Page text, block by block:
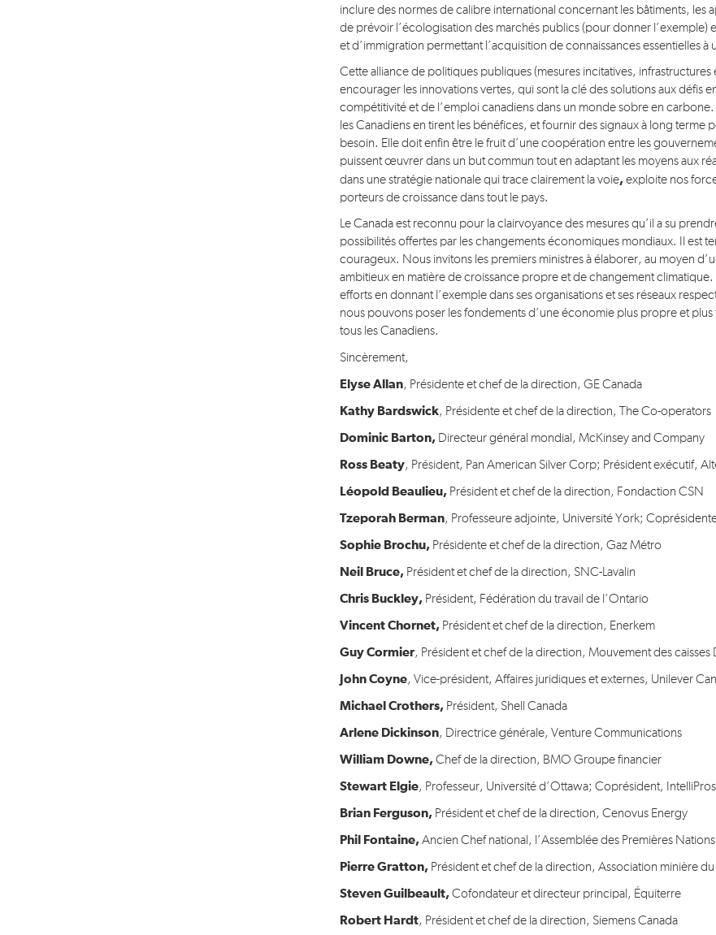
inclure des normes de calibre international concernant les bâtiments, les
de prévoir l’écologisation des marchés publics (pour donner
et d’immigration permettant l’acquisition de connaissances essentielles
Cette alliance de politiques publiques (mesures incitatives,
encourager les innovations vertes, qui sont la clé des solutions aux défis
compétitivité et de l’emploi canadiens dans un monde sobre en
les Canadiens en tirent les bénéfices, et fournir des signaux à long terme
besoin. Elle doit enfin être le fruit d’une coopération entre les
puissent œuvrer dans un but commun tout en adaptant les moyens aux
dans une stratégie nationale qui trace clairement la voie,exploite nos
porteurs de croissance dans tout le pays.
Le Canada est reconnu pour la clairvoyance des mesures qu’il a su
possibilités offertes par les changements économiques mondiaux. Il est
courageux. Nous invitons les premiers ministres à élaborer, au moyen
ambitieux en matière de croissance propre et de changement climatique.
efforts en donnant l’exemple dans ses organisations et ses réseaux
nous pouvons poser les fondements d’une économie plus propre et
tous les Canadiens.
Sincèrement,
Elyse Allan, Présidente et chef de la direction, GE Canada
Kathy Bardswick, Présidente et chef de la direction, The Co-operators
Dominic Barton, Directeur général mondial, McKinsey and Company
Ross Beaty, Président, Pan American Silver Corp; Président exécutif,
Léopold Beaulieu, Président et chef de la direction, Fondaction CSN
Tzeporah Berman, Professeure adjointe, Université York;
Sophie Brochu, Présidente et chef de la direction, Gaz Métro
Neil Bruce, Président et chef de la direction, SNC-Lavalin
Chris Buckley, Président, Fédération du travail de l’Ontario
Vincent Chornet, Président et chef de la direction, Enerkem
Guy Cormier, Président et chef de la direction, Mouvement des caisses
John Coyne, Vice-président, Affaires juridiques et externes, Unilever
Michael Crothers, Président, Shell Canada
Arlene Dickinson, Directrice générale, Venture Communications
William Downe,Chef de la direction, BMO Groupe financier
Stewart Elgie, Professeur, Université d’Ottawa; Coprésident,
Brian Ferguson, Président et chef de la direction, Cenovus Energy
Phil Fontaine,Ancien Chef national, l’Assemblée des Premières Nations
Pierre Gratton, Président et chef de la direction, Association minière
Steven Guilbeault,Cofondateur et directeur principal, Équiterre
Robert Hardt, Président et chef de la direction, Siemens Canada